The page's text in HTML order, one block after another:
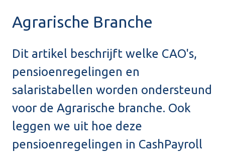
Agrarische Branche
Dit artikel beschrijft welke CAO's,
pensioenregelingen en
salaristabellen worden ondersteund
voor de Agrarische branche. Ook
leggen we uit hoe deze
pensioenregelingen in CashPayroll